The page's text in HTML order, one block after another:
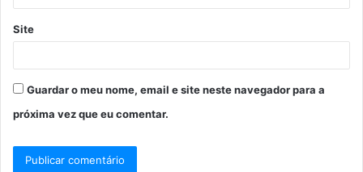
Site
Guardar o meu nome, email e site neste navegador para a
próxima vez que eu comentar.